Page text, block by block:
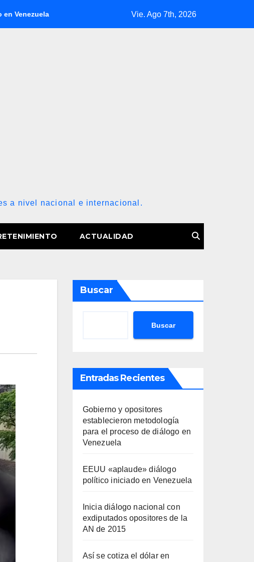
Inicia diálogo nacional con exdiputados opositores de la AN de
Vie. Ago 7th, 2026
a nivel nacional e internacional.
ACTUALIDAD
Buscar
Buscar
Entradas Recientes
Gobierno y opositores
establecieron metodología
para el proceso de diálogo en
Venezuela
EEUU «aplaude» diálogo
político iniciado en Venezuela
Inicia diálogo nacional con
exdiputados opositores de la
AN de 2015
Así se cotiza el dólar en